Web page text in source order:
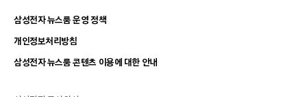
삼성전자 뉴스룸 운영 정책
개인정보처리방침
삼성전자 뉴스룸 콘텐츠 이용에 대한 안내